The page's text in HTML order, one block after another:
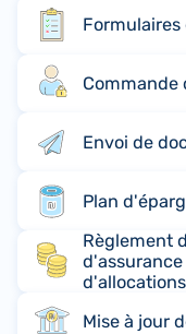
Commande
Envoi de
Plan
Règlement
d'allocations
Mise à jour